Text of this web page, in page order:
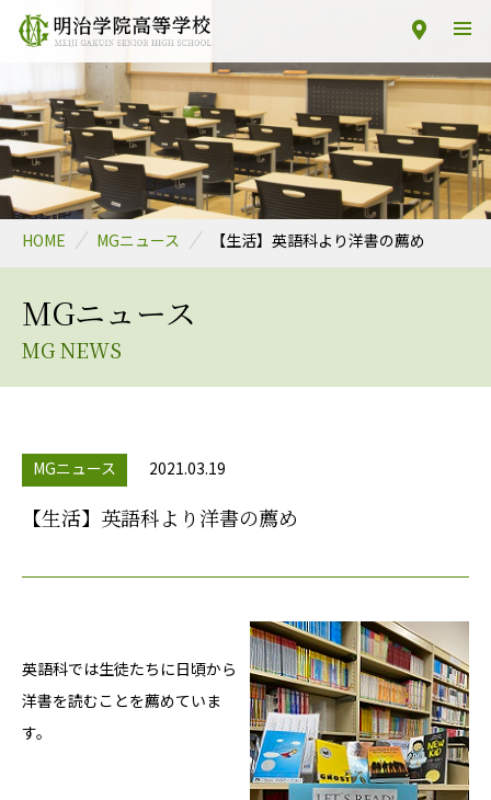
HOME MGニュース 【生活】英語科より洋書の薦め
MGニュース
MG NEWS
MGニュース 2021.03.19
【生活】英語科より洋書の薦め
英語科では生徒たちに日頃から
洋書を読むことを薦めていま
す。